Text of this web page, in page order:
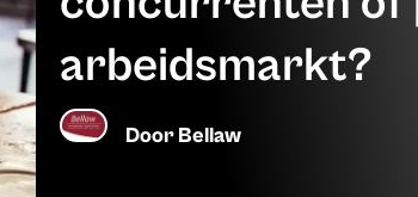
arbeidsmarkt?
DoorBellaw